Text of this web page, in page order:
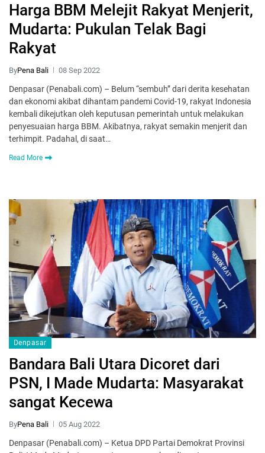
Harga BBM Melejit Rakyat Menjerit,
Mudarta: Pukulan Telak Bagi
Rakyat
ByPena Bali 08 Sep 2022
Denpasar (Penabali.com) – Belum “sembuh” dari derita kesehatan
dan ekonomi akibat dihantam pandemi Covid-19, rakyat Indonesia
kembali dikejutkan oleh keputusan pemerintah untuk melakukan
penyesuaian harga BBM. Akibatnya, rakyat semakin menjerit dan
terhimpit. Padahal, di saat…
Read More
Denpasar
Bandara Bali Utara Dicoret dari
PSN, I Made Mudarta: Masyarakat
sangat Kecewa
ByPena Bali 05 Aug 2022
Denpasar (Penabali.com) – Ketua DPD Partai Demokrat Provinsi